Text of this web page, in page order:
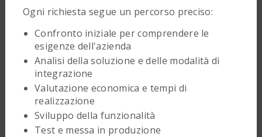
Ogni richiesta segue un percorso preciso:
Confronto iniziale per comprendere le
esigenze dell'azienda
Analisi della soluzione e delle modalità di
integrazione
Valutazione economica e tempi di
realizzazione
Sviluppo della funzionalità
Test e messa in produzione